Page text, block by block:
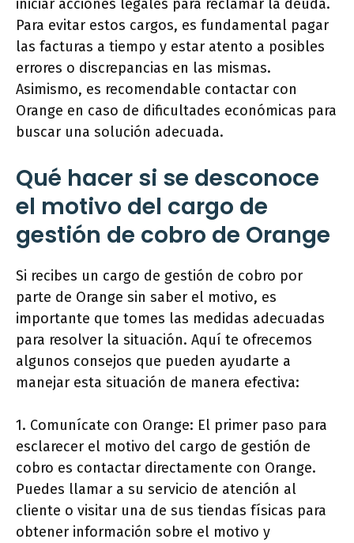
iniciar acciones legales para reclamar la deuda.
Para evitar estos cargos, es fundamental pagar
las facturas a tiempo y estar atento a posibles
errores o discrepancias en las mismas.
Asimismo, es recomendable contactar con
Orange en caso de dificultades económicas para
buscar una solución adecuada.
Qué hacer si se desconoce
el motivo del cargo de
gestión de cobro de Orange
Si recibes un cargo de gestión de cobro por
parte de Orange sin saber el motivo, es
importante que tomes las medidas adecuadas
para resolver la situación. Aquí te ofrecemos
algunos consejos que pueden ayudarte a
manejar esta situación de manera efectiva:
1. Comunícate con Orange: El primer paso para
esclarecer el motivo del cargo de gestión de
cobro es contactar directamente con Orange.
Puedes llamar a su servicio de atención al
cliente o visitar una de sus tiendas físicas para
obtener información sobre el motivo y